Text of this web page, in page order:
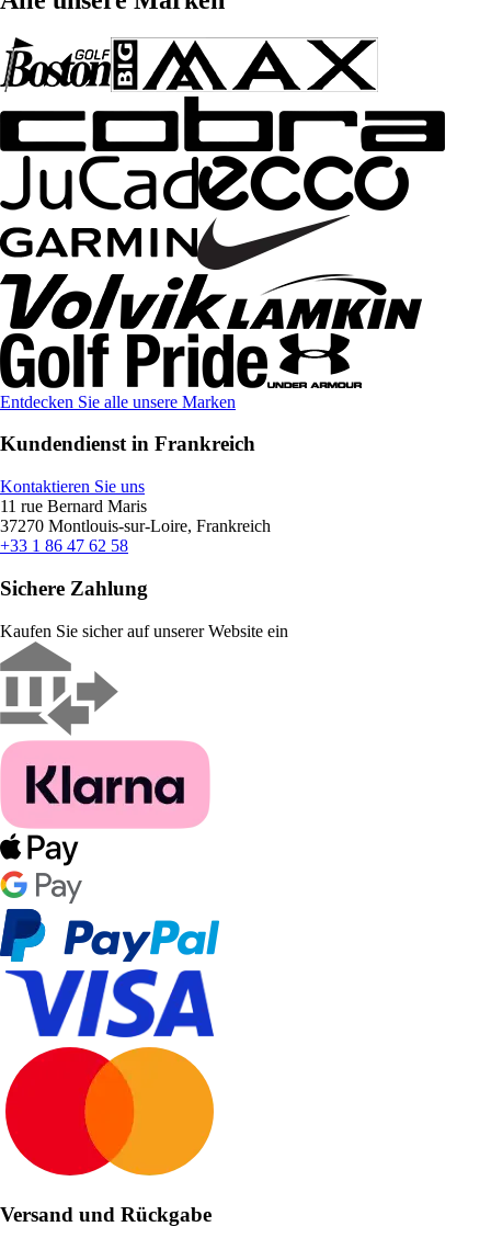
Entdecken Sie alle unsere Marken
Kundendienst in Frankreich
Kontaktieren Sie uns
11 rue Bernard Maris
37270 Montlouis-sur-Loire, Frankreich
+33 1 86 47 62 58
Sichere Zahlung
Kaufen Sie sicher auf unserer Website ein
Versand und Rückgabe